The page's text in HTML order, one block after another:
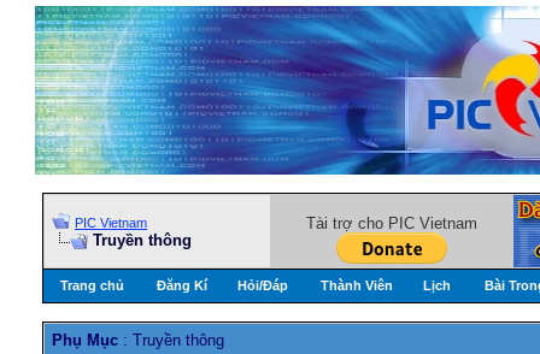
PIC Vietnam
Truyền thông
Tài trợ cho PIC Vietnam
Trang chủ Đăng Kí Hỏi/Ðáp Thành Viên Lịch Bài
Phụ Mục : Truyền thông